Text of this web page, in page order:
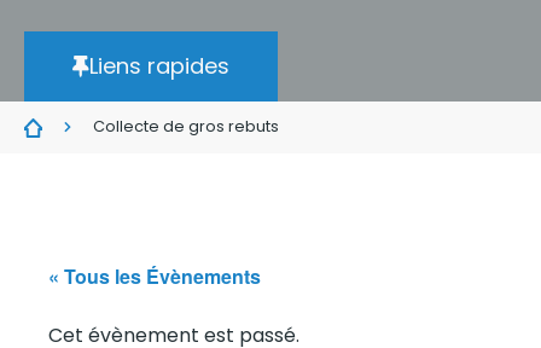
Liens rapides
Collecte de gros rebuts
« Tous les Évènements
Cet évènement est passé.